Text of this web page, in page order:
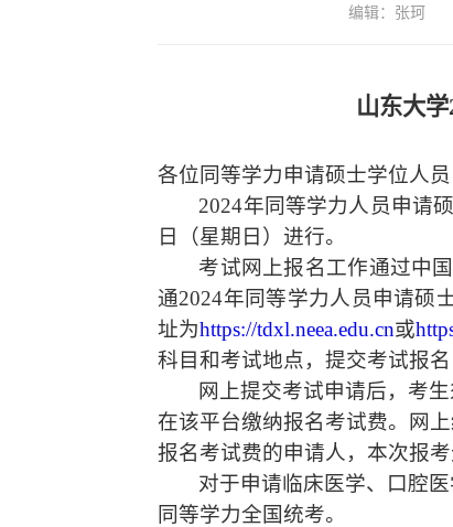
编辑：张珂
山东大学
各位同等学力申请硕士学位人员
2024年同等学力人员申请
日（星期日）进行。
考试网上报名工作通过中
通2024年同等学力人员申请硕
址为https://tdxl.neea.edu.cn或
科目和考试地点，提交考试报
网上提交考试申请后，考
在该平台缴纳报名考试费。网
报名考试费的申请人，本次报考
对于申请临床医学、口腔
同等学力全国统考。